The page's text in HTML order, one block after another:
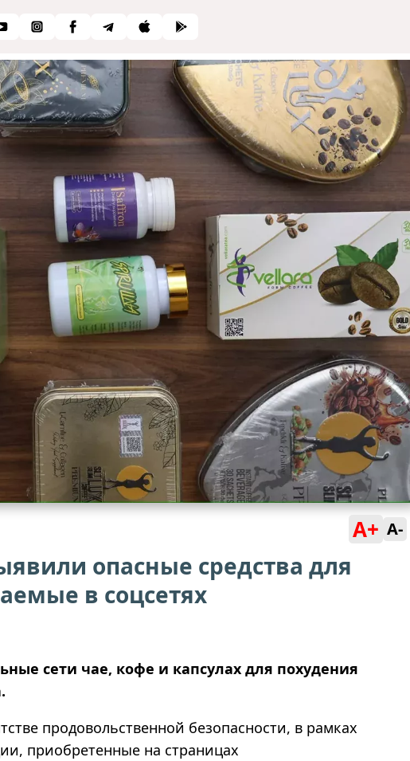
A+ A-
опасные средства для
в соцсетях
сети чае, кофе и капсулах для похудения
продовольственной безопасности, в рамках
приобретенные на страницах